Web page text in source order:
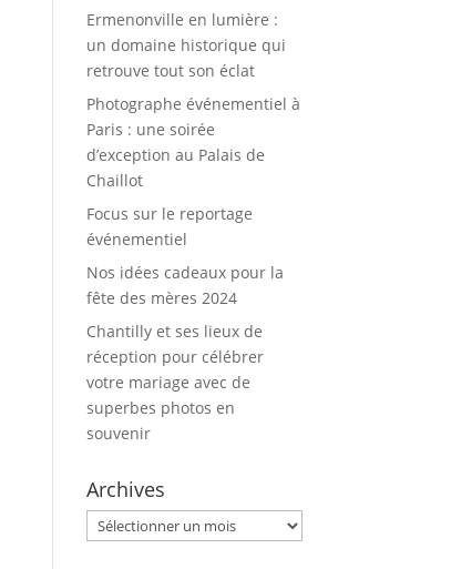
Ermenonville en lumière :
un domaine historique qui
retrouve tout son éclat
Photographe événementiel à
Paris : une soirée
d’exception au Palais de
Chaillot
Focus sur le reportage
événementiel
Nos idées cadeaux pour la
fête des mères 2024
Chantilly et ses lieux de
réception pour célébrer
votre mariage avec de
superbes photos en
souvenir
Archives
Archives